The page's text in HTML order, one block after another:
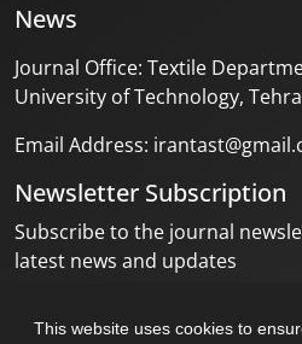
This website uses cookies to
News
Journal Office: Textile
University of Technology,
Email Address:
Newsletter Subscription
Subscribe to the journal
latest news and updates